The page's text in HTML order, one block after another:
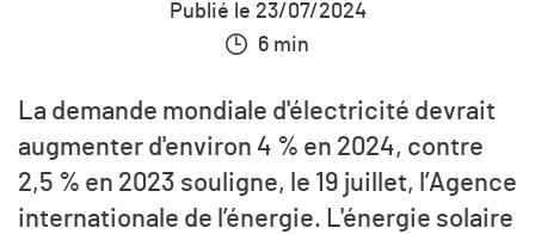
Publié le 23/07/2024
6 min
La demande mondiale d'électricité devrait
augmenter d'environ 4 % en 2024, contre
2,5 % en 2023 souligne, le 19 juillet, l’Agence
internationale de l’énergie. L'énergie solaire